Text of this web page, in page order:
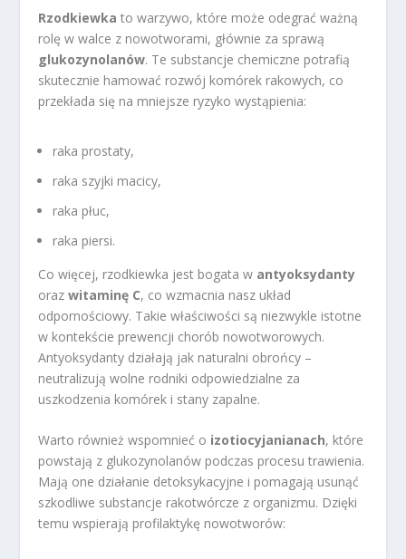
Rzodkiewka to warzywo, które może odegrać ważną
rolę w walce z nowotworami, głównie za sprawą
glukozynolanów. Te substancje chemiczne potrafią
skutecznie hamować rozwój komórek rakowych, co
przekłada się na mniejsze ryzyko wystąpienia:
raka prostaty,
raka szyjki macicy,
raka płuc,
raka piersi.
Co więcej, rzodkiewka jest bogata w antyoksydanty
orazwitaminę C, co wzmacnia nasz układ
odpornościowy. Takie właściwości są niezwykle istotne
w kontekście prewencji chorób nowotworowych.
Antyoksydanty działają jak naturalni obrońcy –
neutralizują wolne rodniki odpowiedzialne za
uszkodzenia komórek i stany zapalne.
Warto również wspomnieć o izotiocyjanianach, które
powstają z glukozynolanów podczas procesu trawienia.
Mają one działanie detoksykacyjne i pomagają usunąć
szkodliwe substancje rakotwórcze z organizmu. Dzięki
temu wspierają profilaktykę nowotworów: